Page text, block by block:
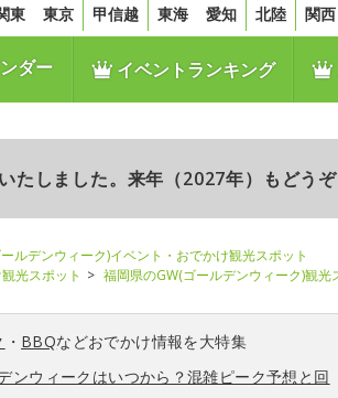
東 東京 甲信越 東海 愛知 北陸 関西
ダー イベントランキング
たしました。来年（2027年）もどうぞ
ルデンウィーク)イベント・おでかけ観光スポット
光スポット
福岡県のGW(ゴールデンウィーク)観光
・ BBQなどおでかけ情報を大特集
ンウィークはいつから？混雑ピーク予想と回